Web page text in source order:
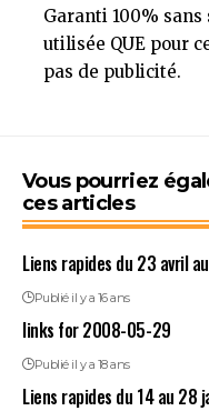
Garanti 100% sans
utilisée QUE pour
pas de publicité.
Vous pourriez
ces articles
Liens rapides du 23 avril
Publié il y a 16 ans
links for 2008-05-29
Publié il y a 18 ans
Liens rapides du 14 au 28